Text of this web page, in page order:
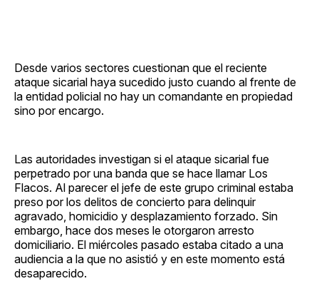
Desde varios sectores cuestionan que el reciente
ataque sicarial haya sucedido justo cuando al frente de
la entidad policial no hay un comandante en propiedad
sino por encargo.
Las autoridades investigan si el ataque sicarial fue
perpetrado por una banda que se hace llamar Los
Flacos. Al parecer el jefe de este grupo criminal estaba
preso por los delitos de concierto para delinquir
agravado, homicidio y desplazamiento forzado. Sin
embargo, hace dos meses le otorgaron arresto
domiciliario. El miércoles pasado estaba citado a una
audiencia a la que no asistió y en este momento está
desaparecido.